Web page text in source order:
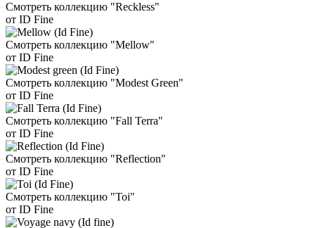
Смотреть коллекцию "Reckless"
от ID Fine
Смотреть коллекцию "Mellow"
от ID Fine
Смотреть коллекцию "Modest Green"
от ID Fine
Смотреть коллекцию "Fall Terra"
от ID Fine
Смотреть коллекцию "Reflection"
от ID Fine
Смотреть коллекцию "Toi"
от ID Fine